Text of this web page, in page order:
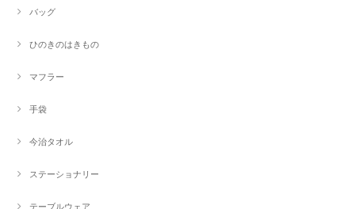
バッグ
ひのきのはきもの
マフラー
手袋
今治タオル
ステーショナリー
テーブルウェア